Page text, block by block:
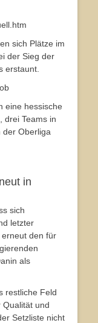
sich Plätze im
der Sieg der
erstaunt.
eine hessische
drei Teams in
der Oberliga
in
sich
letzter
den für
als
restliche Feld
Qualität und
Setzliste nicht